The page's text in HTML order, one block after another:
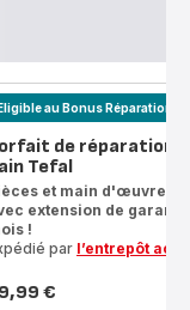
au Bonus Réparation : -
de réparation
Tefal
et main d'œuvre
extension de
!
par l’entrepôt
€